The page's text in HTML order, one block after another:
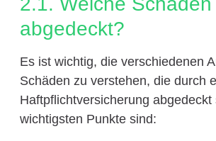
abgedeckt?
Es ist wichtig, die verschiedenen
Schäden zu verstehen, die durch
Haftpflichtversicherung abgedeckt
wichtigsten Punkte sind: